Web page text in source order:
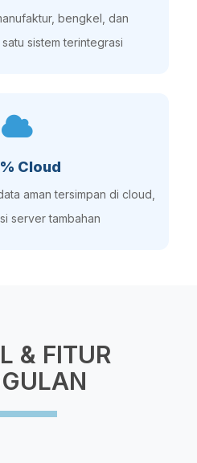
bengkel, dan
sistem terintegrasi
Cloud
aman tersimpan di cloud,
server tambahan
& FITUR